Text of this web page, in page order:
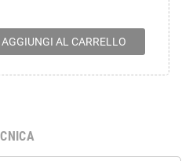
AGGIUNGI AL CARRELLO